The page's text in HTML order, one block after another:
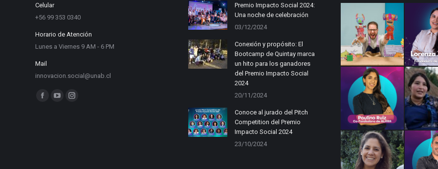
Celular
+56 99 353 0340
Horario de Atención
Lunes a Viernes 9 AM - 6 PM
Mail
innovacion.social@unab.cl
Find us on:
Facebook
YouTubeInstagram
Premio Impacto Social 2024:
Una noche de celebración
03/12/2024
Conexión y propósito: El
Bootcamp de Quintay marca
un hito para los ganadores
del Premio Impacto Social
2024
20/11/2024
Conoce al jurado del Pitch
Competition del Premio
Impacto Social 2024
23/10/2024